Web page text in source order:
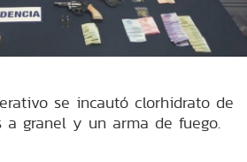
se incautó clorhidrato de
a granel y un arma de fuego.